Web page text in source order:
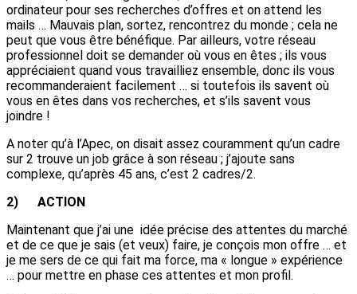
ordinateur pour ses recherches d’offres et on attend les
mails … Mauvais plan, sortez, rencontrez du monde ; cela ne
peut que vous être bénéfique. Par ailleurs, votre réseau
professionnel doit se demander où vous en êtes ; ils vous
appréciaient quand vous travailliez ensemble, donc ils vous
recommanderaient facilement … si toutefois ils savent où
vous en êtes dans vos recherches, et s’ils savent vous
joindre !
A noter qu’à l’Apec, on disait assez couramment qu’un cadre
sur 2 trouve un job grâce à son réseau ; j’ajoute sans
complexe, qu’après 45 ans, c’est 2 cadres/2.
2) ACTION
Maintenant que j’ai une idée précise des attentes du marché
et de ce que je sais (et veux) faire, je conçois mon offre … et
je me sers de ce qui fait ma force, ma « longue » expérience
… pour mettre en phase ces attentes et mon profil.